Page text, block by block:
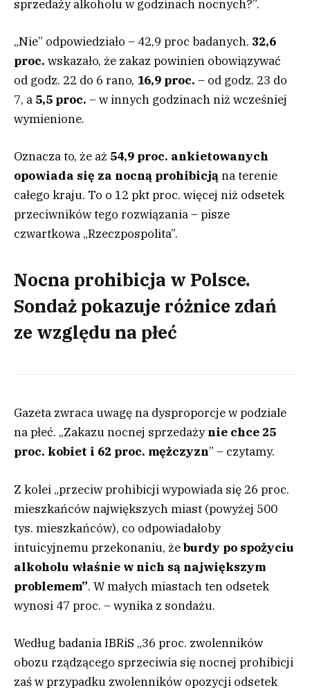
sprzedaży alkoholu w godzinach nocnych?”.
„Nie” odpowiedziało – 42,9 proc badanych. 32,6
proc. wskazało, że zakaz powinien obowiązywać
od godz. 22 do 6 rano, 16,9 proc. – od godz. 23 do
7, a 5,5 proc. – w innych godzinach niż wcześniej
wymienione.
Oznacza to, że aż 54,9 proc. ankietowanych
opowiada się za nocną prohibicjąna terenie
całego kraju. To o 12 pkt proc. więcej niż odsetek
przeciwników tego rozwiązania – pisze
czwartkowa „Rzeczpospolita”.
Nocna prohibicja w Polsce.
Sondaż pokazuje różnice zdań
ze względu na płeć
Gazeta zwraca uwagę na dysproporcje w podziale
na płeć. „Zakazu nocnej sprzedażynie chce 25
proc. kobiet i 62 proc. mężczyzn” – czytamy.
Z kolei „przeciw prohibicji wypowiada się 26 proc.
mieszkańców największych miast (powyżej 500
tys. mieszkańców), co odpowiadałoby
intuicyjnemu przekonaniu, żeburdy po spożyciu
alkoholu właśnie w nich są największym
problemem”. W małych miastach ten odsetek
wynosi 47 proc. – wynika z sondażu.
Według badania IBRiS „36 proc. zwolenników
obozu rządzącego sprzeciwia się nocnej prohibicji
zaś w przypadku zwolenników opozycji odsetek